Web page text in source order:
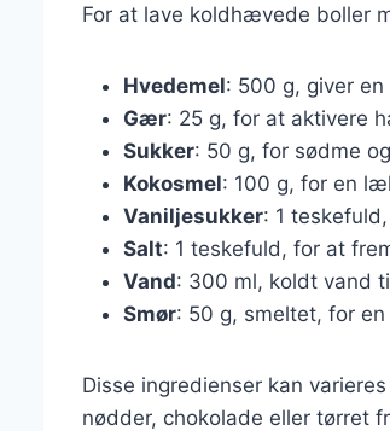
For at lave koldhævede boller
Hvedemel: 500 g, giver
Gær: 25 g, for at aktivere
Sukker: 50 g, for sødme
Kokosmel: 100 g, for en
Vaniljesukker: 1
Salt: 1 teskefuld, for at
Vand: 300 ml, koldt vand
Smør: 50 g, smeltet, for en
Disse ingredienser kan
nødder, chokolade eller tørret